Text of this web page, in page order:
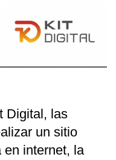
Digital, las
un sitio
en internet, la